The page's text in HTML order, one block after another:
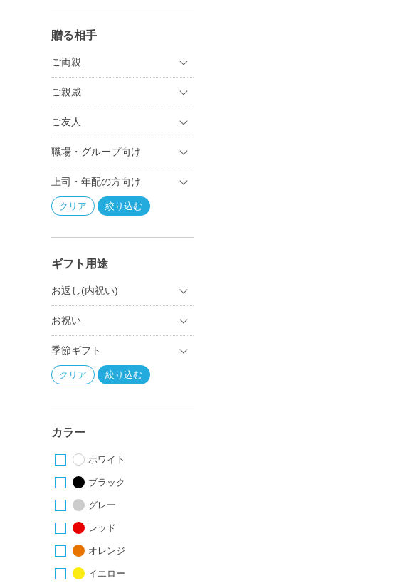
贈る相手
ご両親
ご親戚
ご友人
職場・グループ向け
上司・年配の方向け
ギフト用途
お返し(内祝い)
お祝い
季節ギフト
カラー
ホワイト
ブラック
グレー
レッド
オレンジ
イエロー